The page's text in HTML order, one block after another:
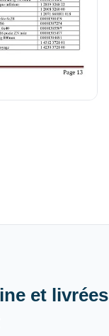
et livrées